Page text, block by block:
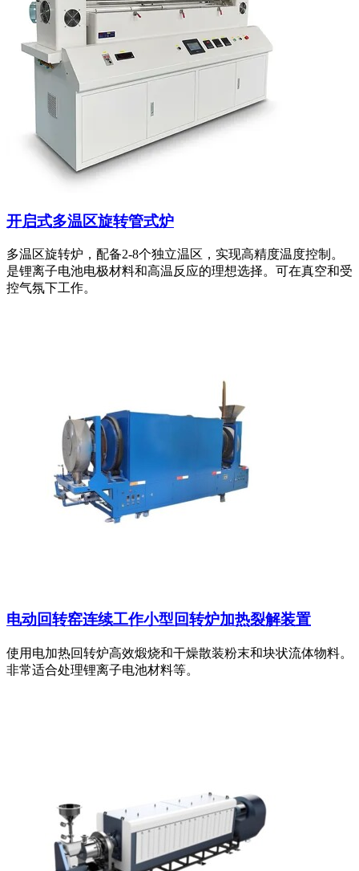
开启式多温区旋转管式炉
多温区旋转炉，配备2-8个独立温区，实现高精度温度控制。
是锂离子电池电极材料和高温反应的理想选择。可在真空和受
控气氛下工作。
电动回转窑连续工作小型回转炉加热裂解装置
使用电加热回转炉高效煅烧和干燥散装粉末和块状流体物料。
非常适合处理锂离子电池材料等。